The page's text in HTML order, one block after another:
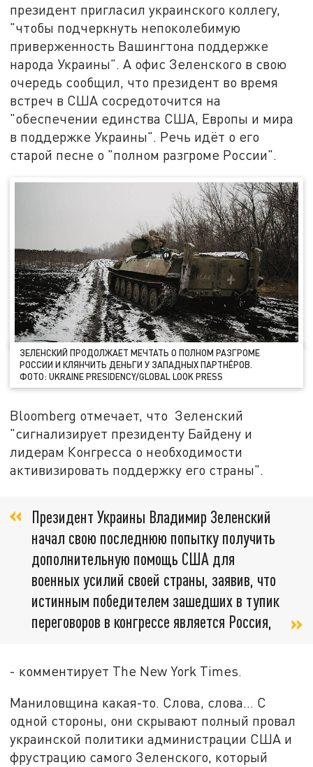
президент пригласил украинского коллегу,
"чтобы подчеркнуть непоколебимую
приверженность Вашингтона поддержке
народа Украины". А офис Зеленского в свою
очередь сообщил, что президент во время
встреч в США сосредоточится на
"обеспечении единства США, Европы и мира
в поддержке Украины". Речь идёт о его
старой песне о "полном разгроме России".
ЗЕЛЕНСКИЙ ПРОДОЛЖАЕТ МЕЧТАТЬ О ПОЛНОМ РАЗГРОМЕ
РОССИИ И КЛЯНЧИТЬ ДЕНЬГИ У ЗАПАДНЫХ ПАРТНЁРОВ.
ФОТО: UKRAINE PRESIDENCY/GLOBAL LOOK PRESS
Bloomberg отмечает, что Зеленский
"сигнализирует президенту Байдену и
лидерам Конгресса о необходимости
активизировать поддержку его страны".
Президент Украины Владимир Зеленский
начал свою последнюю попытку получить
дополнительную помощь США для
военных усилий своей страны, заявив, что
истинным победителем зашедших в тупик
переговоров в конгрессе является Россия,
- комментирует The New York Times.
Маниловщина какая-то. Слова, слова… С
одной стороны, они скрывают полный провал
украинской политики администрации США и
фрустрацию самого Зеленского, который